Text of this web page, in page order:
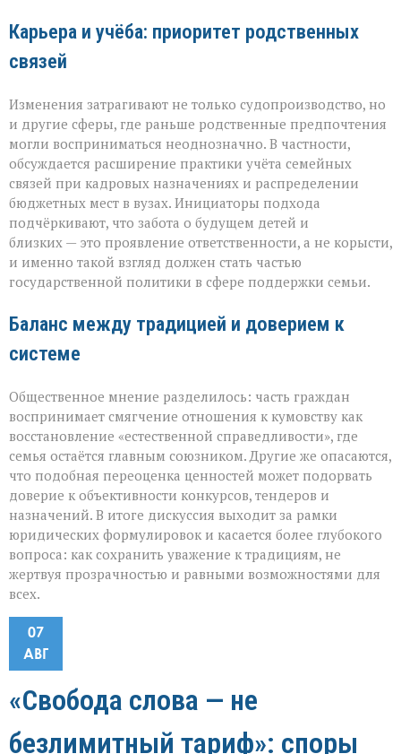
Карьера и учёба: приоритет родственных
связей
Изменения затрагивают не только судопроизводство, но
и другие сферы, где раньше родственные предпочтения
могли восприниматься неоднозначно. В частности,
обсуждается расширение практики учёта семейных
связей при кадровых назначениях и распределении
бюджетных мест в вузах. Инициаторы подхода
подчёркивают, что забота о будущем детей и
близких — это проявление ответственности, а не корысти,
и именно такой взгляд должен стать частью
государственной политики в сфере поддержки семьи.
Баланс между традицией и доверием к
системе
Общественное мнение разделилось: часть граждан
воспринимает смягчение отношения к кумовству как
восстановление «естественной справедливости», где
семья остаётся главным союзником. Другие же опасаются,
что подобная переоценка ценностей может подорвать
доверие к объективности конкурсов, тендеров и
назначений. В итоге дискуссия выходит за рамки
юридических формулировок и касается более глубокого
вопроса: как сохранить уважение к традициям, не
жертвуя прозрачностью и равными возможностями для
всех.
07
АВГ
«Свобода слова — не
безлимитный тариф»: споры